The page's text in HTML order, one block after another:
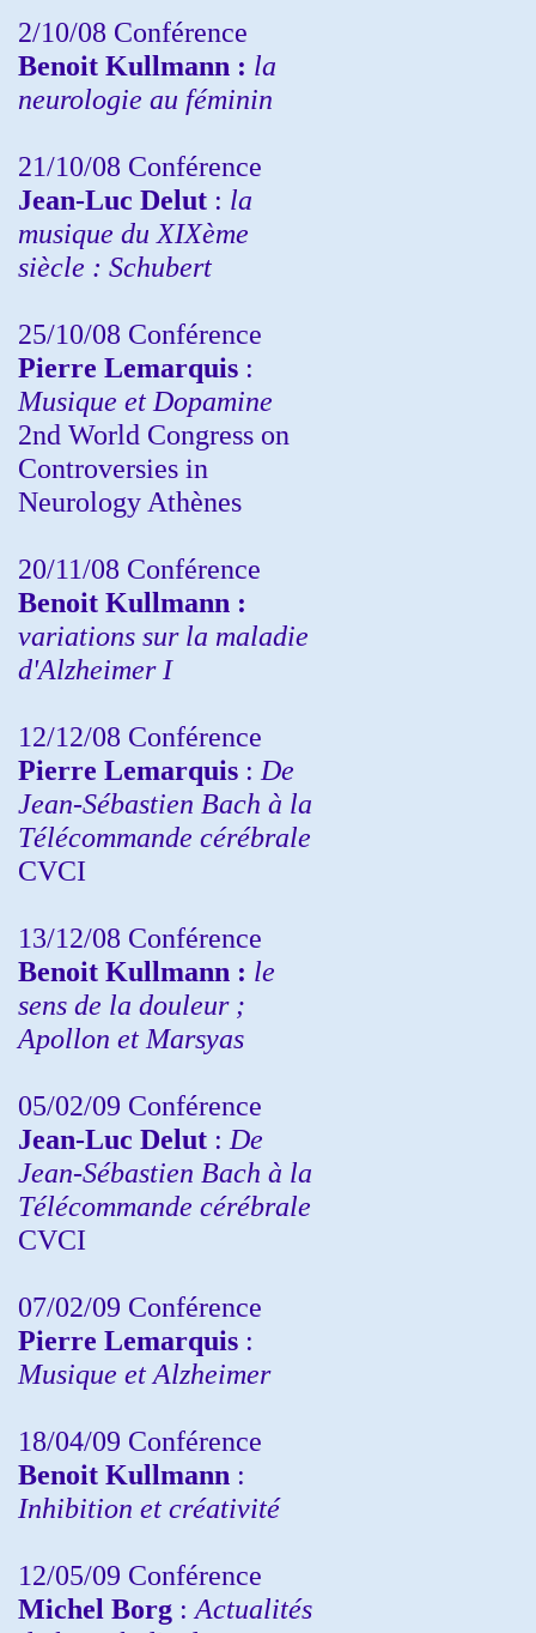
2/10/08 Conférence
Benoit Kullmann : la
neurologie au féminin
21/10/08 Conférence
Jean-Luc Delut : la
musique du XIXème
siècle : Schubert
25/10/08 Conférence
Pierre Lemarquis :
Musique et Dopamine
2nd World Congress on
Controversies in
Neurology Athènes
20/11/08 Conférence
Benoit Kullmann :
variations sur la maladie
d'Alzheimer I
12/12/08 Conférence
Pierre Lemarquis : De
Jean-Sébastien Bach à la
Télécommande cérébrale
CVCI
13/12/08 Conférence
Benoit Kullmann : le
sens de la douleur ;
Apollon et Marsyas
05/02/09 Conférence
Jean-Luc Delut : De
Jean-Sébastien Bach à la
Télécommande cérébrale
CVCI
07/02/09 Conférence
Pierre Lemarquis :
Musique et Alzheimer
18/04/09 Conférence
Benoit Kullmann :
Inhibition et créativité
12/05/09 Conférence
Michel Borg : Actualités